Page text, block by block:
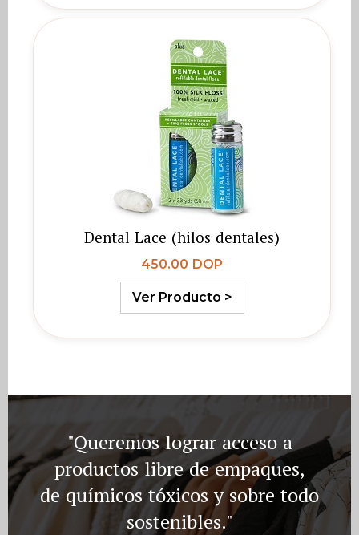
Dental Lace (hilos dentales)
450.00 DOP
Ver Producto >
"Queremos lograr acceso a
productos libre de empaques,
de químicos tóxicos y sobre todo
sostenibles."